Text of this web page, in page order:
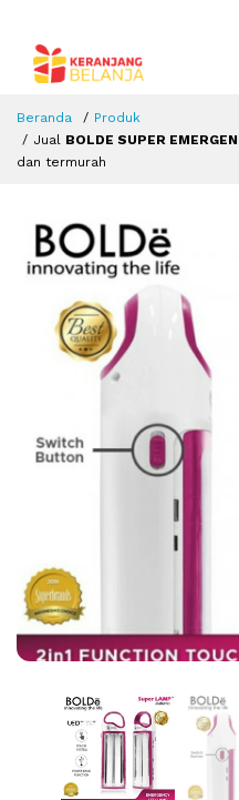
Beranda
Produk
Jual BOLDE SUPER
dan termurah